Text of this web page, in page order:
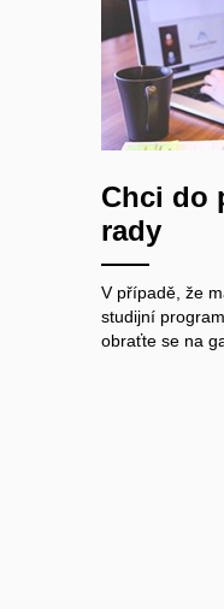
Chci do
rady
V případě, že
studijní
obraťte se na